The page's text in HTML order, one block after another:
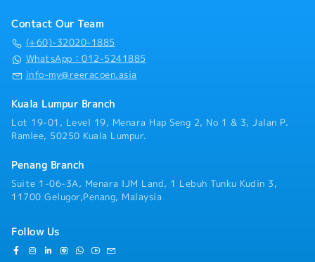
発的な対応など、幅広い業務サポート
■社用携帯：あり
■社員旅行：年1回（業績に応じて）
■出張手当：あり
■有給休暇：年間14日
<その他>
マレーシアへの片道航空券は個人負担
社用車支給： あり（業務における使用に限定・通勤やプ
ライベートでの使用は不可）
Contact Our Team
(+60)-32020-1885
WhatsApp：012-5241885
info-my@reeracoen.asia
Kuala Lumpur Branch
Lot 19-01, Level 19, Menara Hap Seng 2, No 1 & 3, Jalan P.
Ramlee, 50250 Kuala Lumpur.
Penang Branch
Suite 1-06-3A, Menara IJM Land, 1 Lebuh Tunku Kudin 3,
11700 Gelugor,Penang, Malaysia
Follow Us